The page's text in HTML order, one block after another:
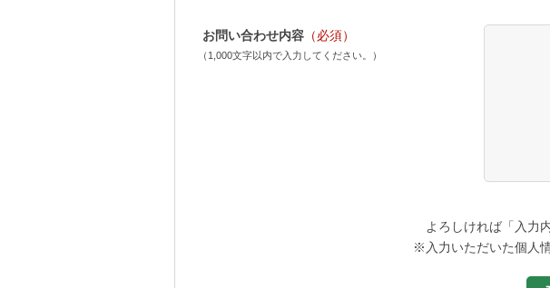
お問い合わせ内容 （必須）
（1,000文字以内で入力してください。）
よろしければ「入力
※入力いただいた個人